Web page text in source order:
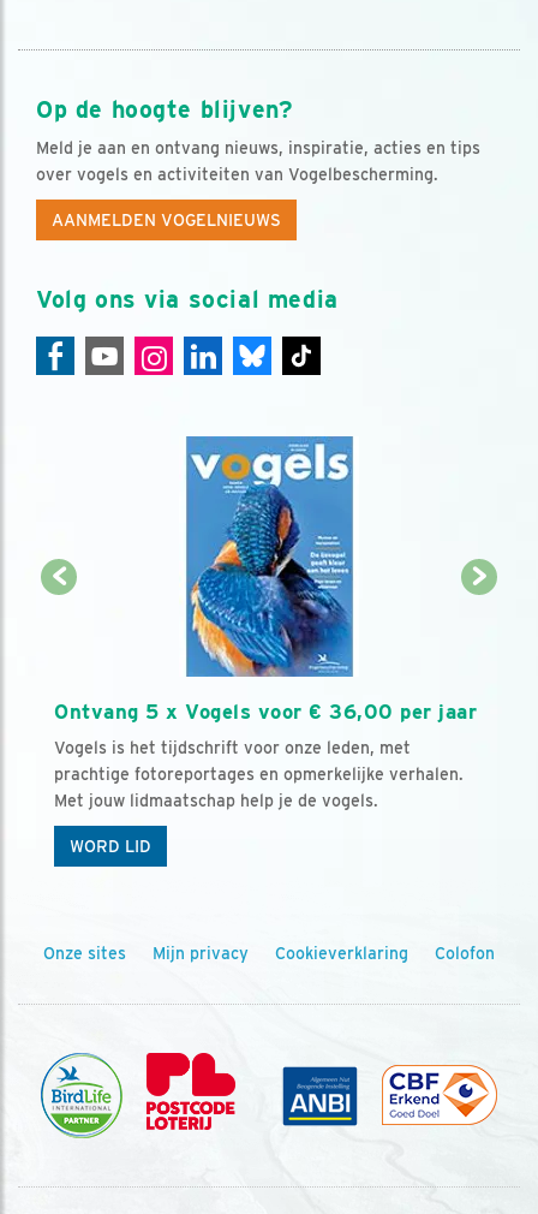
Op de hoogte blijven?
Meld je aan en ontvang nieuws, inspiratie, acties en tips
over vogels en activiteiten van Vogelbescherming.
AANMELDEN VOGELNIEUWS
Volg ons via social media
Ontvang 5 x Vogels voor € 36,00 per jaar
Vogels is het tijdschrift voor onze leden, met
prachtige fotoreportages en opmerkelijke verhalen.
Met jouw lidmaatschap help je de vogels.
WORD LID
Onze sites Mijn privacy Cookieverklaring Colofon